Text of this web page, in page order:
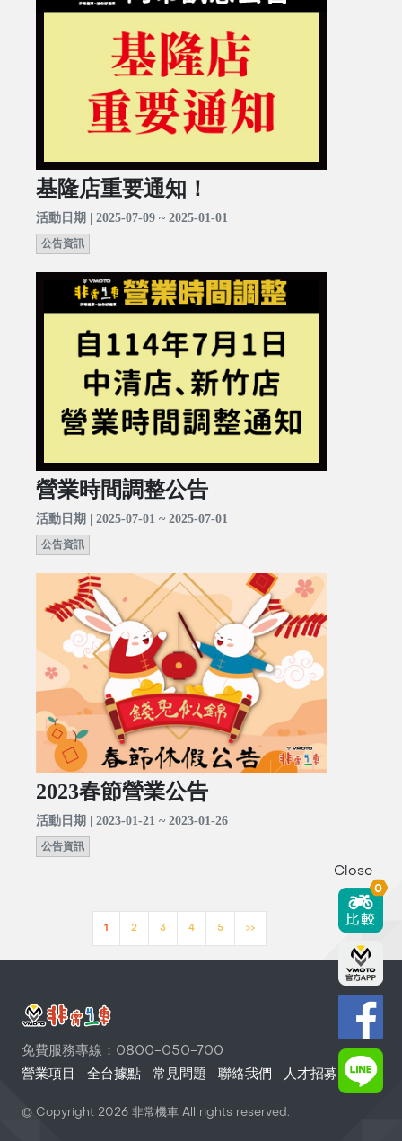
基隆店重要通知！
活動日期 | 2025-07-09 ~ 2025-01-01
公告資訊
營業時間調整公告
活動日期 | 2025-07-01 ~ 2025-07-01
公告資訊
2023春節營業公告
活動日期 | 2023-01-21 ~ 2023-01-26
公告資訊
1 2 3 4 5 >>
免費服務專線：0800-050-700
營業項目
全台據點 常見問題 聯絡我們 人才招募
© Copyright 2026 非常機車 All rights reserved.
Close
0